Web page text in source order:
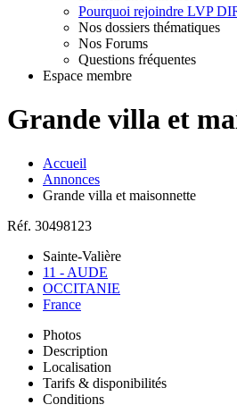
Pourquoi rejoindre LVP
Nos dossiers thématiques
Nos Forums
Questions fréquentes
Espace membre
Grande villa et
Accueil
Annonces
Grande villa et maisonnette
Réf. 30498123
Sainte-Valière
11 - AUDE
OCCITANIE
France
Photos
Description
Localisation
Tarifs & disponibilités
Conditions